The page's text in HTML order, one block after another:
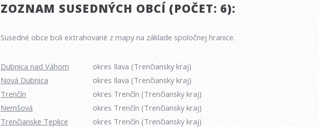
ZOZNAM SUSEDNÝCH OBCÍ (POČET: 6):
Susedné obce boli extrahované z mapy na základe spoločnej hranice.
Dubnica nad Váhom
okres Ilava (Trenčiansky kraj)
Nová Dubnica
okres Ilava (Trenčiansky kraj)
Trenčín
okres Trenčín (Trenčiansky kraj)
Nemšová
okres Trenčín (Trenčiansky kraj)
Trenčianske Teplice
okres Trenčín (Trenčiansky kraj)